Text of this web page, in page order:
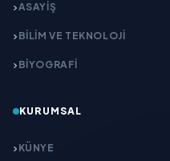
ASAYİŞ
BİLİM VE TEKNOLOJİ
BİYOGRAFİ
KURUMSAL
KÜNYE